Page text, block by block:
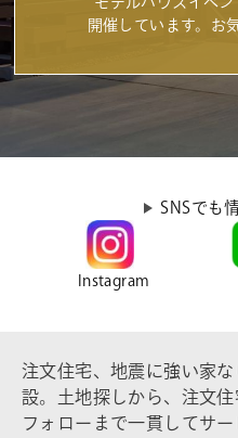
開催しています。お
SNSでも
Instagram
注文住宅、地震に強い家
設。土地探しから、注文
フォローまで一貫してサ